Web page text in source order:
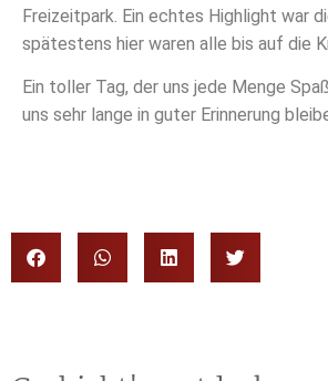
Freizeitpark. Ein echtes Highlight war
spätestens hier waren alle bis auf die
Ein toller Tag, der uns jede Menge
uns sehr lange in guter Erinnerung